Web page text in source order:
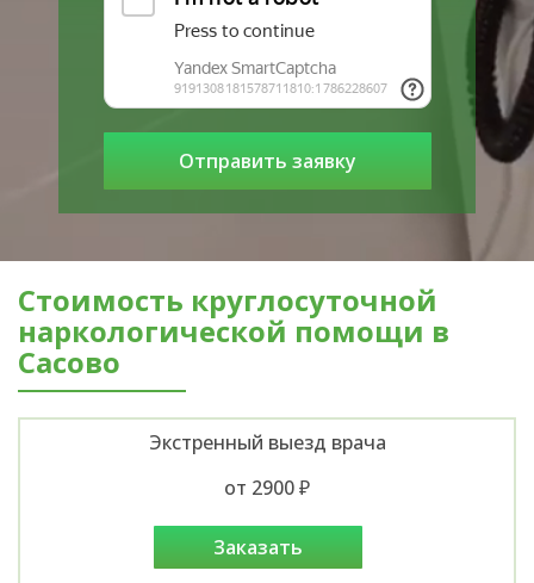
Стоимость круглосуточной
наркологической помощи в
Сасово
Экстренный выезд врача
от 2900 ₽
заказать